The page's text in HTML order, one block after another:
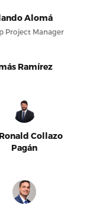
Alomá
Project Manager
Ramírez
Collazo
Pagán